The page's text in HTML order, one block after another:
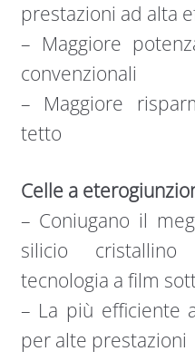
prestazioni ad alta
– Maggiore
convenzionali
– Maggiore
tetto
Celle a
– Coniugano il
silicio
tecnologia a film
– La più efficiente
per alte prestazioni